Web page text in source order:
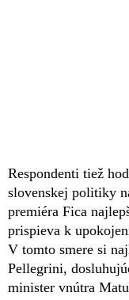
Respondenti tiež
slovenskej politiky
premiéra Fica
prispieva k
V tomto smere si
Pellegrini,
minister vnútra